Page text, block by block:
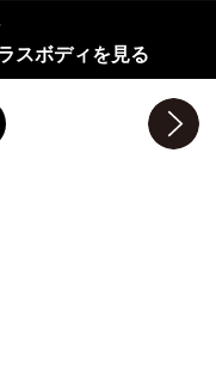
スボディを見る